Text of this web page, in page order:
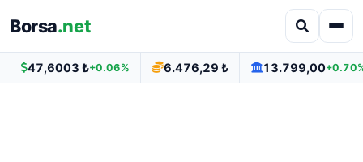
Borsa.net
47,6003 ₺+0.06% 6.476,29 ₺ 13.799,00